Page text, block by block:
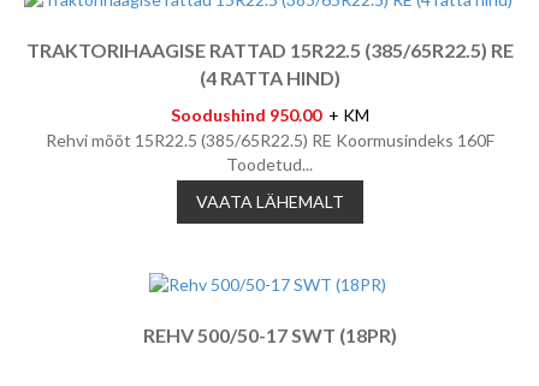
TRAKTORIHAAGISE RATTAD 15R22.5 (385/65R22.5) RE
(4 RATTA HIND)
Soodushind 950.00 + KM
Rehvi mõõt 15R22.5 (385/65R22.5) RE Koormusindeks 160F
Toodetud...
VAATA LÄHEMALT
REHV 500/50-17 SWT (18PR)